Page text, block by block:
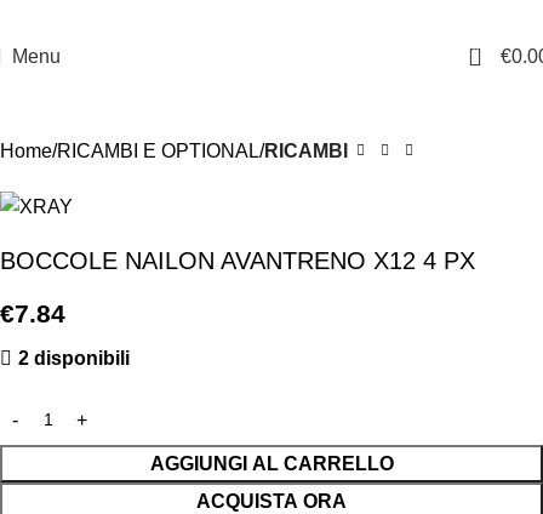
Menu 0 €
Home RICAMBI E OPTIONAL RICAMBI
BOCCOLE NAILON AVANTRENO X12 4 PX
€7.84
2 disponibili
AGGIUNGI AL CARRELLO
ACQUISTA ORA